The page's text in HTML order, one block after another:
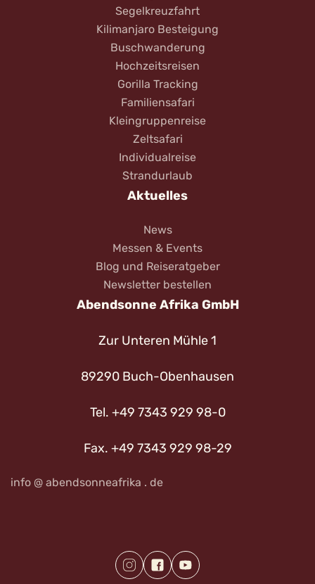
Segelkreuzfahrt
Kilimanjaro Besteigung
Buschwanderung
Hochzeitsreisen
Gorilla Tracking
Familiensafari
Kleingruppenreise
Zeltsafari
Individualreise
Strandurlaub
Aktuelles
News
Messen & Events
Blog und Reiseratgeber
Newsletter bestellen
Abendsonne Afrika GmbH
Zur Unteren Mühle 1
89290 Buch-Obenhausen
Tel. +49 7343 929 98-0
Fax. +49 7343 929 98-29
info @ abendsonneafrika . de